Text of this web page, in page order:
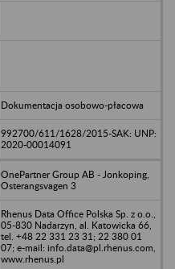
Dokumentacja osobowo-płacowa
992700/611/1628/2015-SAK: UNP:
2020-00014091
OnePartner Group AB - Jonkoping,
Osterangsvagen 3
Rhenus Data Office Polska Sp. z o.o.,
05-830 Nadarzyn, al. Katowicka 66,
tel. +48 22 331 23 31; 22 380 01
07; e-mail: info.data@pl.rhenus.com,
www.rhenus.pl